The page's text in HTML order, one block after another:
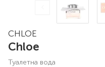
CHLOE
Chloe
туалетна вода